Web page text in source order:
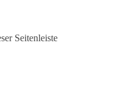
Seitenleiste